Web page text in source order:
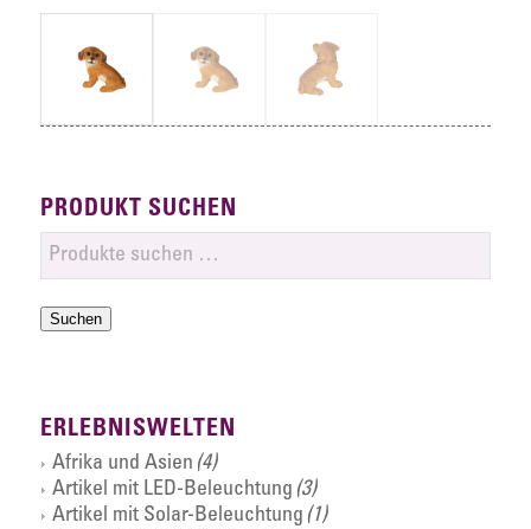
PRODUKT SUCHEN
Suchen
ERLEBNISWELTEN
Afrika und Asien (4)
Artikel mit LED-Beleuchtung (3)
Artikel mit Solar-Beleuchtung (1)